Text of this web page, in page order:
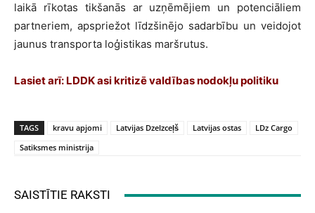
laikā rīkotas tikšanās ar uzņēmējiem un potenciāliem
partneriem, apspriežot līdzšinējo sadarbību un veidojot
jaunus transporta loģistikas maršrutus.
Lasiet arī: LDDK asi kritizē valdības nodokļu politiku
TAGS kravu apjomi Latvijas Dzelzceļš Latvijas ostas
LDz Cargo
Satiksmes ministrija
SAISTĪTIE RAKSTI